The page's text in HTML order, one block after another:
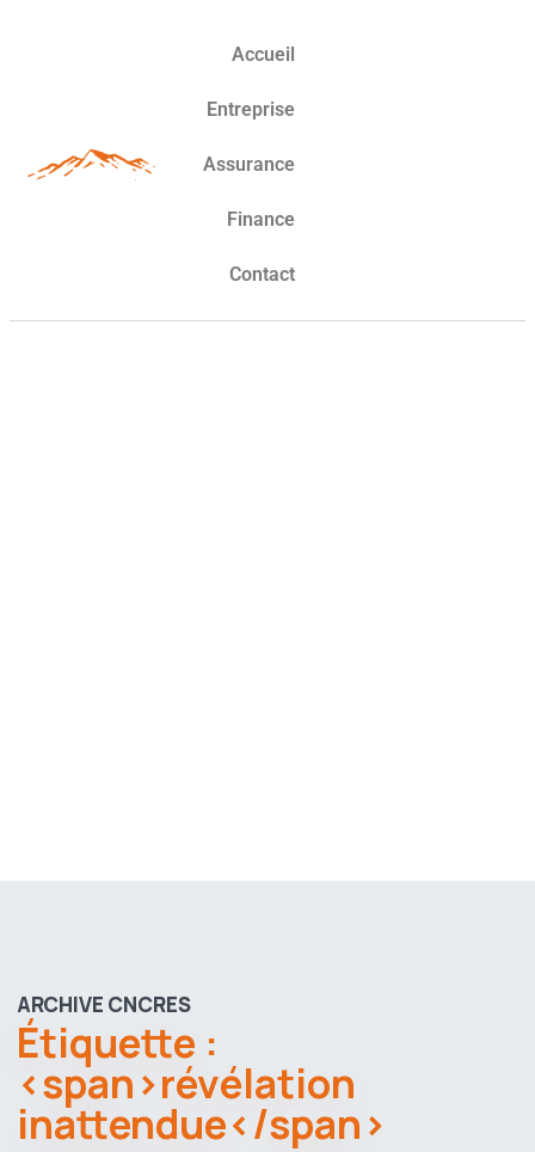
Accueil
Entreprise
Assurance
Finance
Contact
ARCHIVE CNCRES
Étiquette :
<span>révélation
inattendue</span>